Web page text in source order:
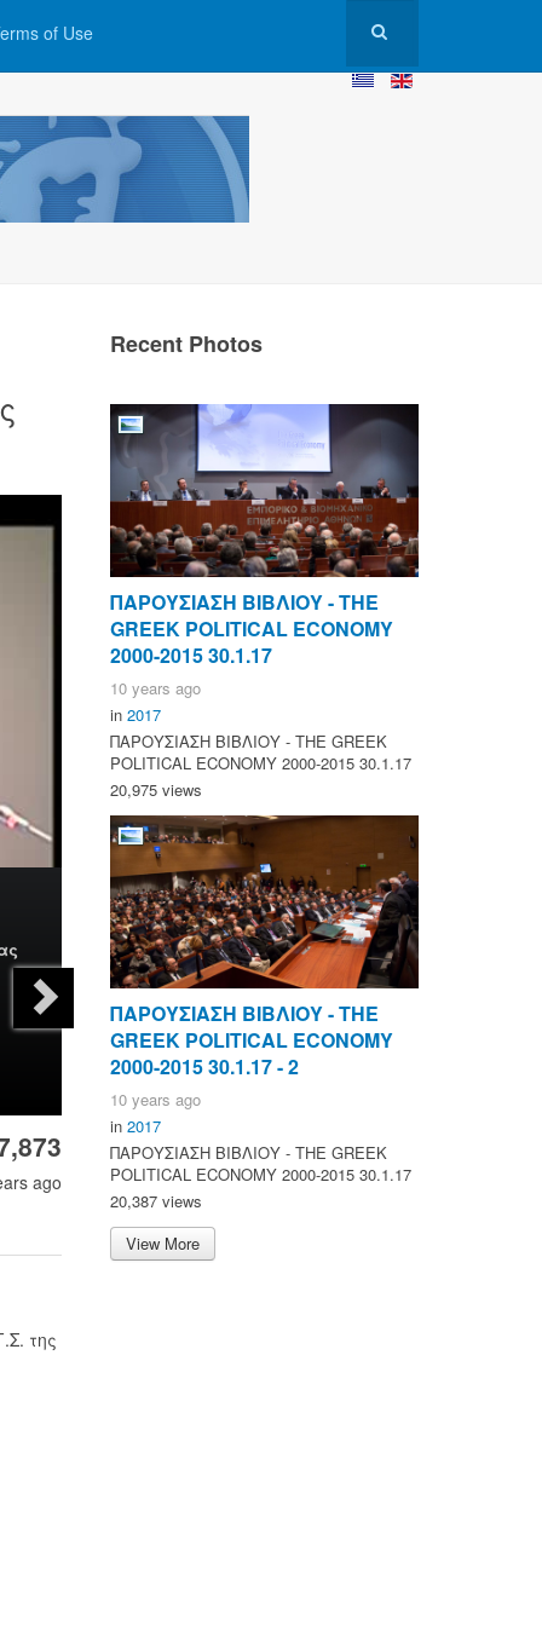
of Use
ago
της
Recent Photos
ΠΑΡΟΥΣΙΑΣΗ ΒΙΒΛΙΟΥ - ΤΗΕ
GREEK POLITICAL ECONOMY
2000-2015 30.1.17
10 years ago
in 2017
ΠΑΡΟΥΣΙΑΣΗ ΒΙΒΛΙΟΥ - ΤΗΕ GREEK
POLITICAL ECONOMY 2000-2015 30.1.17
20,975 views
ΠΑΡΟΥΣΙΑΣΗ ΒΙΒΛΙΟΥ - ΤΗΕ
GREEK POLITICAL ECONOMY
2000-2015 30.1.17 - 2
10 years ago
in 2017
ΠΑΡΟΥΣΙΑΣΗ ΒΙΒΛΙΟΥ - ΤΗΕ GREEK
POLITICAL ECONOMY 2000-2015 30.1.17
20,387 views
View More